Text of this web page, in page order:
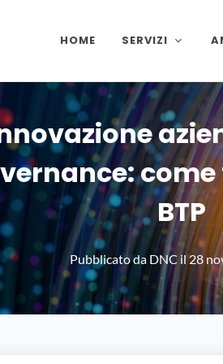
HOME SERVIZI
come
BTP
Pubblicato da DNC il28